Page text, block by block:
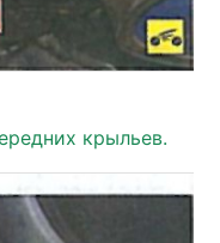
крыльев.